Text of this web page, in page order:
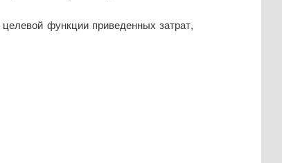
функции приведенных затрат,